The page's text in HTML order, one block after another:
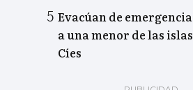
Evacúan de emergencia
a una menor de las islas
Cíes